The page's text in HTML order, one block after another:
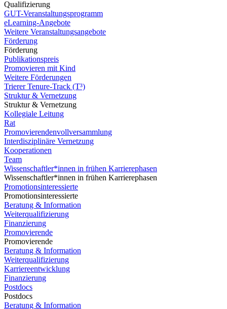
Qualifizierung
GUT-Veranstaltungsprogramm
eLearning-Angebote
Weitere Veranstaltungsangebote
Förderung
Förderung
Publikationspreis
Promovieren mit Kind
Weitere Förderungen
Trierer Tenure-Track (T³)
Struktur & Vernetzung
Struktur & Vernetzung
Kollegiale Leitung
Rat
Promovierendenvollversammlung
Interdisziplinäre Vernetzung
Kooperationen
Team
Wissenschaftler*innen in frühen Karrierephasen
Wissenschaftler*innen in frühen Karrierephasen
Promotionsinteressierte
Promotionsinteressierte
Beratung & Information
Weiterqualifizierung
Finanzierung
Promovierende
Promovierende
Beratung & Information
Weiterqualifizierung
Karriereentwicklung
Finanzierung
Postdocs
Postdocs
Beratung & Information